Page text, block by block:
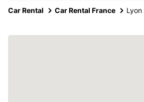
Car Rental Car Rental France